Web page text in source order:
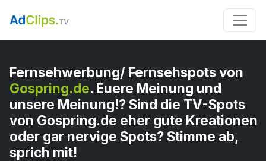
Fernsehwerbung/ Fernsehspots von
Gospring.de. Euere Meinung und
unsere Meinung!? Sind die TV-Spots
von Gospring.de eher gute Kreationen
oder gar nervige Spots? Stimme ab,
sprich mit!